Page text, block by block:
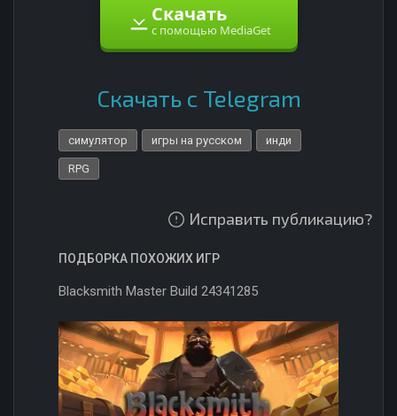
Скачать
с помощью MediaGet
Скачать с Telegram
симулятор игры на русском инди
RPG
Исправить публикацию?
ПОДБОРКА ПОХОЖИХ ИГР
Blacksmith Master Build 24341285